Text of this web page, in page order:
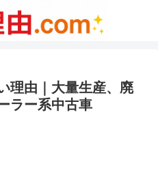
理由｜大量生産、廃
ラー系中古車